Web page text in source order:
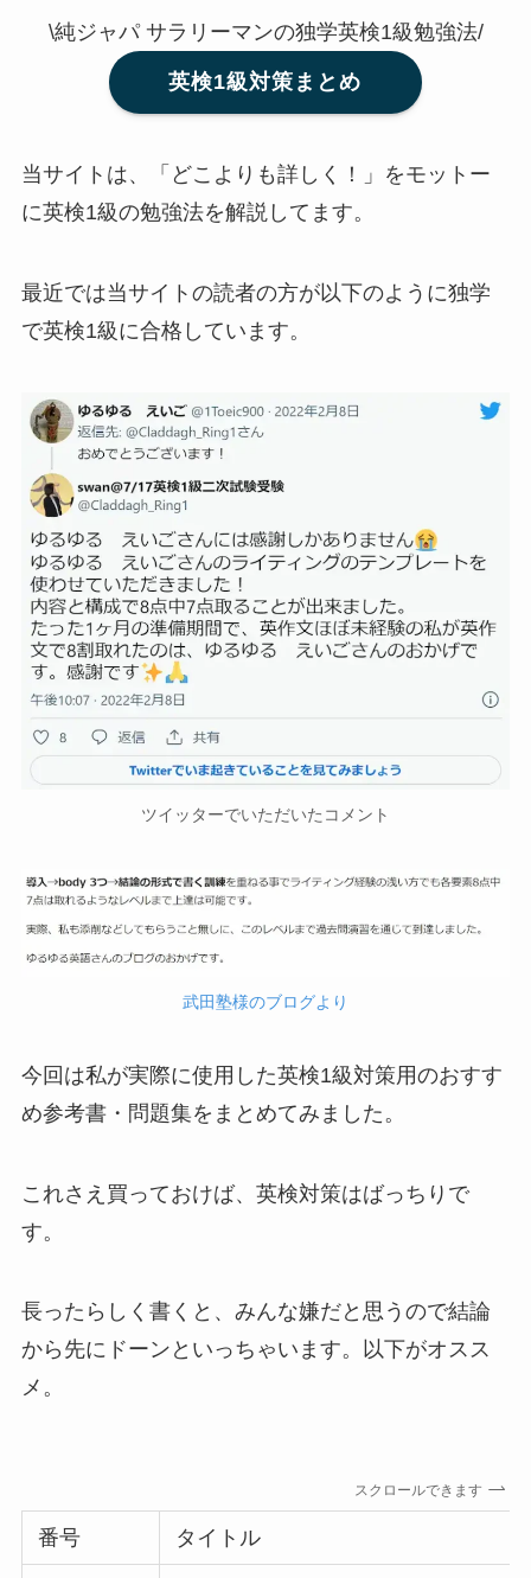
\純ジャパ サラリーマンの独学英検1級勉強法/
英検1級対策まとめ
当サイトは、「どこよりも詳しく！」をモットー
に英検1級の勉強法を解説してます。
最近では当サイトの読者の方が以下のように独学
で英検1級に合格しています。
ツイッターでいただいたコメント
武田塾様のブログより
今回は私が実際に使用した英検1級対策用のおすす
め参考書・問題集をまとめてみました。
これさえ買っておけば、英検対策はばっちりで
す。
長ったらしく書くと、みんな嫌だと思うので結論
から先にドーンといっちゃいます。以下がオスス
メ。
スクロールできます
番号 タイトル